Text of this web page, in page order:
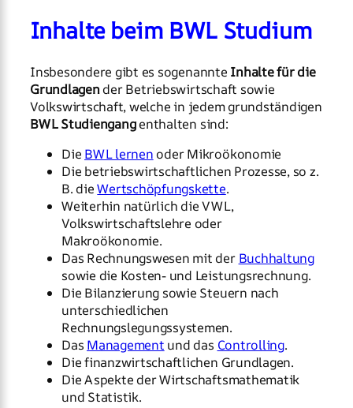
Inhalte beim BWL Studium
Insbesondere gibt es sogenannte Inhalte für die
Grundlagender Betriebswirtschaft sowie
Volkswirtschaft, welche in jedem grundständigen
BWL Studiengangenthalten sind:
Die BWL lernen oder Mikroökonomie
Die betriebswirtschaftlichen Prozesse, so z.
B. dieWertschöpfungskette.
Weiterhin natürlich die VWL,
Volkswirtschaftslehre oder
Makroökonomie.
Das Rechnungswesen mit der Buchhaltung
sowie die Kosten- und Leistungsrechnung.
Die Bilanzierung sowie Steuern nach
unterschiedlichen
Rechnungslegungssystemen.
Das Management und das Controlling.
Die finanzwirtschaftlichen Grundlagen.
Die Aspekte der Wirtschaftsmathematik
und Statistik.